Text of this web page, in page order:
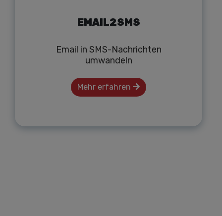
EMAIL2SMS
Email in SMS-Nachrichten
umwandeln
Mehr erfahren